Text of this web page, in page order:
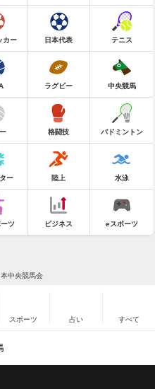
カー 日本代表 テニス
ラグビー 中央競馬
格闘技 バドミントン
ー 陸上 水泳
ツ ビジネス eスポーツ
中央競馬会
スポーツ 占い すべて